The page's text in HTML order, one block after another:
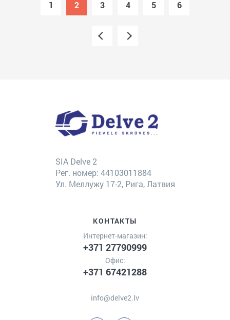
1 2 3 4 5 6
SIA Delve 2
Рег. номер: 44103011884
Ул. Меллужу 17-2, Рига, Латвия
КОНТАКТЫ
Интернет-магазин:
+371 27790999
Офис:
+371 67421288
info@delve2.lv